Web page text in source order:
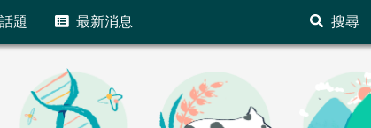
題 最新消息 搜尋